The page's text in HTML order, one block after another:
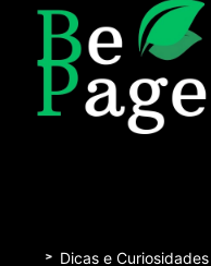
Dicas e Curiosidades